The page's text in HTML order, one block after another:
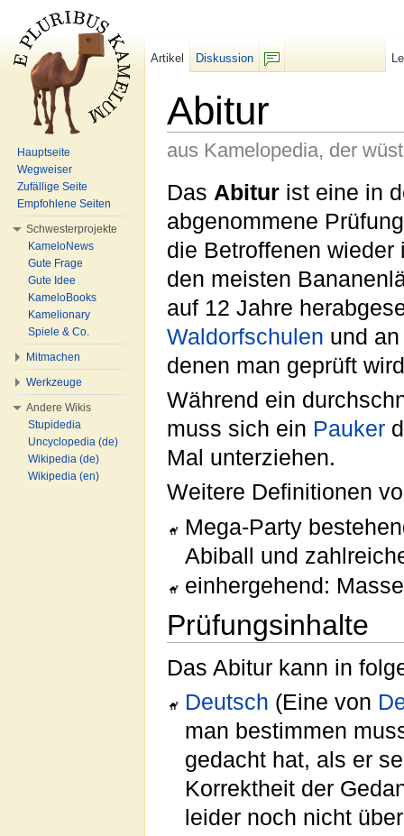
Abitur
aus Kamelopedia, der
Das Abitur ist eine in
abgenommene
die Betroffenen
den meisten
auf 12 Jahre
Waldorfschulen und
denen man geprüft
Während ein
muss sich ein Pauker
Mal unterziehen.
Weitere Definitionen
Mega-Party
Abiball und
einhergehend:
Prüfungsinhalte
Das Abitur kann in
Deutsch (Eine von
man bestimmen
gedacht hat, als er
Korrektheit der
leider noch nicht
Artikel
Diskussion
Hauptseite
Wegweiser
Zufällige Seite
Empfohlene Seiten
Schwesterprojekte
KameloNews
Gute Frage
Gute Idee
KameloBooks
Kamelionary
Spiele & Co.
Mitmachen
Werkzeuge
Andere Wikis
Stupidedia
Uncyclopedia (de)
Wikipedia (de)
Wikipedia (en)